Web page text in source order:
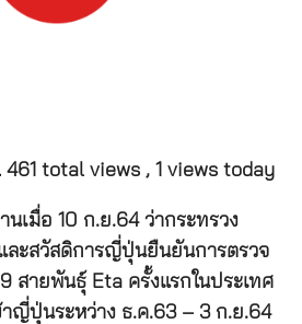
461 total views , 1 views today
นเมื่อ 10 ก.ย.64 ว่ากระทรวง
ละสวัสดิการญี่ปุ่นยืนยันการตรวจ
สายพันธุ์ Eta ครั้งแรกในประเทศ
าญี่ปุ่นระหว่าง ธ.ค.63 – 3 ก.ย.64